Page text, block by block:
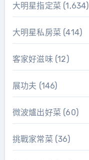
大明星指定菜 (1,634)
大明星私房菜 (414)
客家好滋味(12)
展功夫 (146)
微波爐出好菜 (60)
挑戰家常菜 (36)